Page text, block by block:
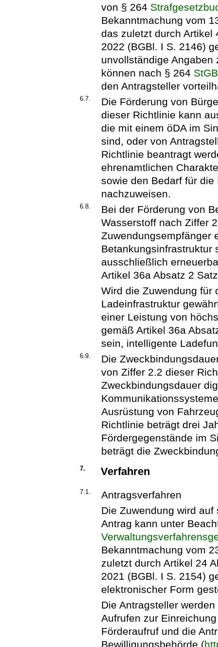
von § 264
Bekanntmachung vom
das zuletzt durch Artikel
2022 (BGBl. I S. 2146)
unvollständige
können nach § 264 StGB
den Antragsteller
6.7.
Die Förderung von
dieser Richtlinie kann
die mit einem öDA im
sind, oder von
Richtlinie beantragt
ehrenamtlichen
sowie den Bedarf für
nachzuweisen.
6.8.
Bei der Förderung von
Wasserstoff nach Ziffer
Zuwendungsempfänger
Betankungsinfrastruktur
ausschließlich
Artikel 36a Absatz 2
Wird die Zuwendung für
Ladeinfrastruktur
einer Leistung von
gemäß Artikel 36a
sein, intelligente
6.9.
Die
von Ziffer 2.2 dieser
Zweckbindungsdauer
Ausrüstung von
Richtlinie beträgt drei
Fördergegenstände im
beträgt die
7. Verfahren
7.1.
Antragsverfahren
Die Zuwendung wird
Antrag kann unter
Bekanntmachung vom
zuletzt durch Artikel 24
2021 (BGBl. I S. 2154)
elektronischer Form
Die Antragsteller
Aufrufen zur
Förderaufruf und die
Bewilligungsbehörde (